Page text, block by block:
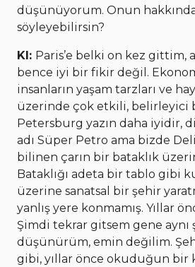
düşünüyorum. Onun
söyleyebilirsin?
KI: Paris’e belki on kez gittim,
bence iyi bir fikir değil.
insanların yaşam tarzları ve
üzerinde çok etkili, belirleyici
Petersburg yazın daha iyidir,
adı Süper Petro ama bizde
bilinen çarın bir bataklık
Bataklığı adeta bir tablo gibi
üzerine sanatsal bir şehir
yanlış yere konmamış. Yıllar
Şimdi tekrar gitsem gene aynı
düşünürüm, emin değilim.
gibi, yıllar önce okuduğun bir